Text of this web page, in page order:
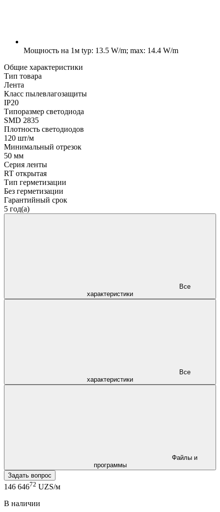
Мощность на 1м typ: 13.5 W/m; max: 14.4 W/m
Общие характеристики
Тип товара
Лента
Класс пылевлагозащиты
IP20
Типоразмер светодиода
SMD 2835
Плотность светодиодов
120 шт/м
Минимальный отрезок
50 мм
Серия ленты
RT открытая
Тип герметизации
Без герметизации
Гарантийный срок
5 год(а)
характеристики
характеристики
программы
Задать вопрос
146 64672 UZS/м
В наличии